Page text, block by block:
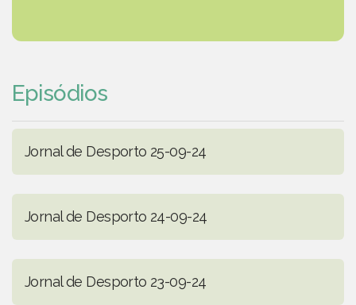
Episódios
Jornal de Desporto 25-09-24
Jornal de Desporto 24-09-24
Jornal de Desporto 23-09-24